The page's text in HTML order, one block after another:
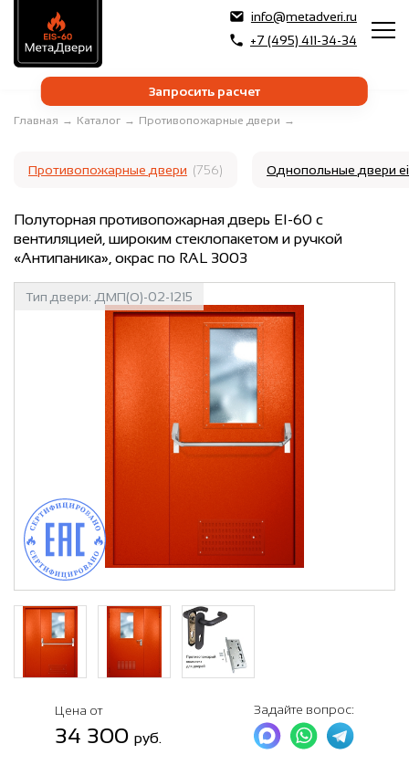
info@metadveri.ru
+7 (495) 411-34-34
Запросить расчет
Главная → Каталог → Противопожарные двери →
Противопожарные двери (756) Однопольные двери
Полуторная противопожарная дверь EI-60 с
вентиляцией, широким стеклопакетом и ручкой
«Антипаника», окрас по RAL 3003
Тип двери: ДМП(О)-02-1215
Цена от
34 300 руб.
Задайте вопрос: